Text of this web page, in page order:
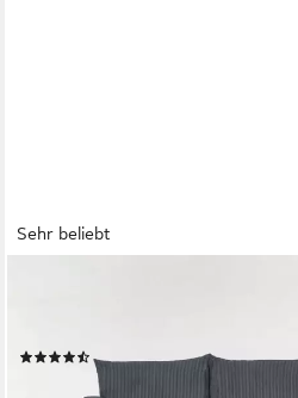
Sehr beliebt
3-Sitzer MAGHERA 230 cm -
(45)
ab 549,99 €